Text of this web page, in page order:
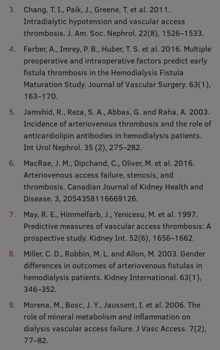
Chang, T. I., Paik, J., Greene, T. et al. 2011.
Intradialytic hypotension and vascular access
thrombosis. J. Am. Soc. Nephrol. 22(8), 1526–1533.
Farber, A., Imrey, P. B., Huber, T. S. et al. 2016. Multiple
preoperative and intraoperative factors predict early
fistula thrombosis in the Hemodialysis Fistula
Maturation Study. Journal of Vascular Surgery. 63(1),
163–170.
Jamshid, R., Reza, S. A., Abbas, G. and Raha, A. 2003.
Incidence of arteriovenous thrombosis and the role of
anticardiolipin antibodies in hemodialysis patients.
Int Urol Nephrol. 35 (2), 275–282.
MacRae, J. M., Dipchand, C., Oliver, M. et al. 2016.
Arteriovenous access failure, stenosis, and
thrombosis. Canadian Journal of Kidney Health and
Disease. 3, 2054358116669126.
May, R. E., Himmelfarb, J., Yenicesu, M. et al. 1997.
Predictive measures of vascular access thrombosis: A
prospective study. Kidney Int. 52(6), 1656–1662.
Miller, C. D., Robbin, M. L. and Allon, M. 2003. Gender
differences in outcomes of arteriovenous ﬁstulas in
hemodialysis patients. Kidney International. 63(1),
346–352.
Morena, M., Bosc, J. Y., Jaussent, I. et al. 2006. The
role of mineral metabolism and inflammation on
dialysis vascular access failure. J Vasc Access. 7(2),
77–82.